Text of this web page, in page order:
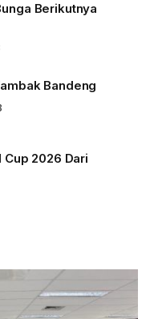
Berikutnya
Bandeng
2026 Dari